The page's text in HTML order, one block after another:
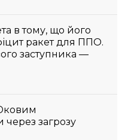
в тому, що його
ракет для ППО.
заступника —
через загрозу